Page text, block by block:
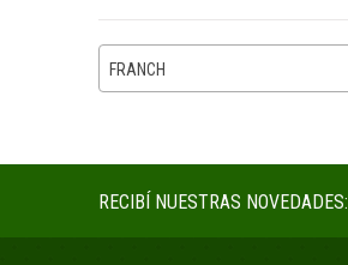
FRANCH
RECIBÍ NUESTRAS NOVEDADES: